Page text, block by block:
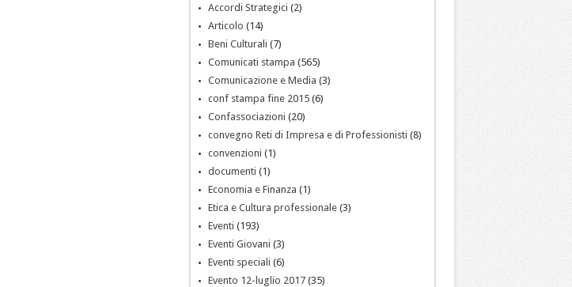
Accordi Strategici (2)
Articolo (14)
Beni Culturali (7)
Comunicati stampa (565)
Comunicazione e Media (3)
conf stampa fine 2015(6)
Confassociazioni (20)
convegno Reti di Impresa e di Professionisti (8)
convenzioni (1)
documenti (1)
Economia e Finanza (1)
Etica e Cultura professionale(3)
Eventi (193)
Eventi Giovani (3)
Eventi speciali (6)
Evento 12-luglio 2017(35)